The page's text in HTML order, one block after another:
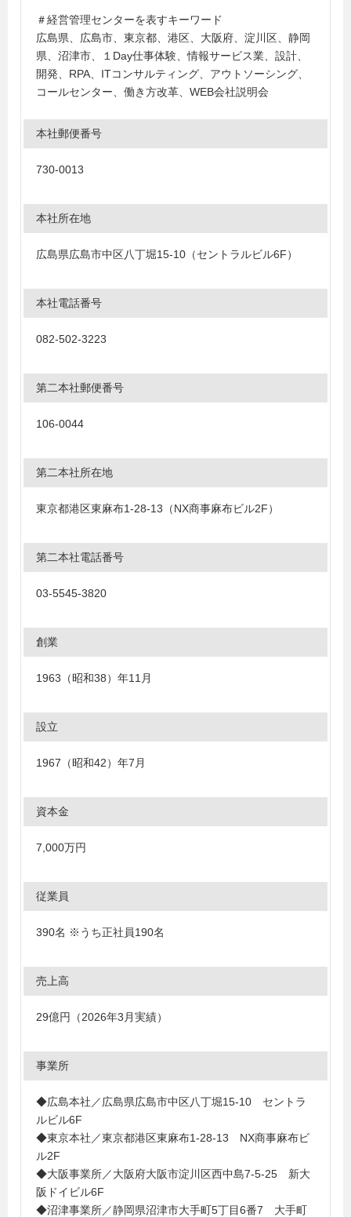
＃経営管理センターを表すキーワード
広島県、広島市、東京都、港区、大阪府、淀川区、静岡
県、沼津市、１Day仕事体験、情報サービス業、設計、
開発、RPA、ITコンサルティング、アウトソーシング、
コールセンター、働き方改革、WEB会社説明会
本社郵便番号
730-0013
本社所在地
広島県広島市中区八丁堀15-10（セントラルビル6F）
本社電話番号
082-502-3223
第二本社郵便番号
106-0044
第二本社所在地
東京都港区東麻布1-28-13（NX商事麻布ビル2F）
第二本社電話番号
03-5545-3820
創業
1963（昭和38）年11月
設立
1967（昭和42）年7月
資本金
7,000万円
従業員
390名 ※うち正社員190名
売上高
29億円（2026年3月実績）
事業所
◆広島本社／広島県広島市中区八丁堀15-10 セントラ
ルビル6F
◆東京本社／東京都港区東麻布1-28-13 NX商事麻布ビ
ル2F
◆大阪事業所／大阪府大阪市淀川区西中島7-5-25 新大
阪ドイビル6F
◆沼津事業所／静岡県沼津市大手町5丁目6番7 大手町